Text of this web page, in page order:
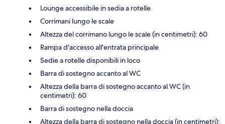
Lounge accessibile in sedia a rotelle
Corrimani lungo le scale
Altezza del corrimano lungo le scale (in centimetri): 60
Rampa d'accesso all'entrata principale
Sedie a rotelle disponibili in loco
Barra di sostegno accanto al WC
Altezza della barra di sostegno accanto al WC (in
centimetri): 60
Barra di sostegno nella doccia
Altezza della barra di sostegno nella doccia (in centimetri):